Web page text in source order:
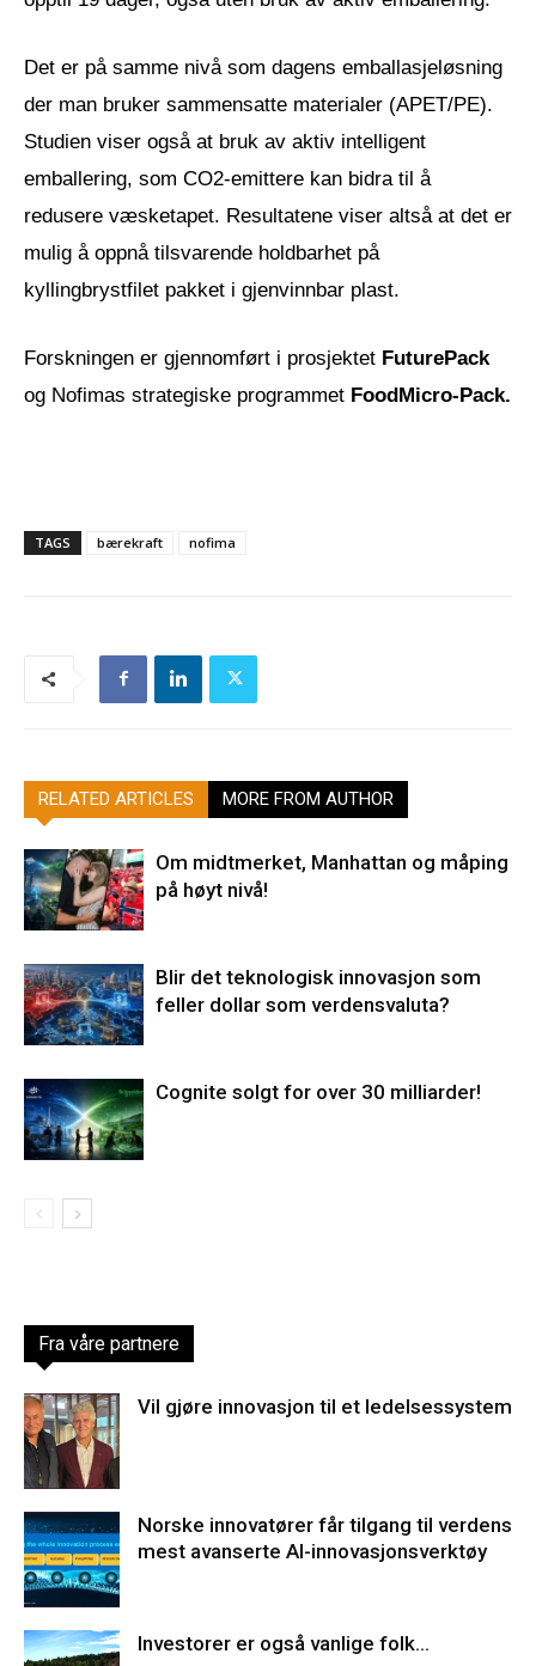
Det er på samme nivå som dagens emballasjeløsning
der man bruker sammensatte materialer (APET/PE).
Studien viser også at bruk av aktiv intelligent
emballering, som CO2-emittere kan bidra til å
redusere væsketapet. Resultatene viser altså at det er
mulig å oppnå tilsvarende holdbarhet på
kyllingbrystfilet pakket i gjenvinnbar plast.
Forskningen er gjennomført i prosjektet FuturePack
og Nofimas strategiske programmet FoodMicro-Pack.
TAGS bærekraft nofima
RELATED ARTICLES MORE FROM AUTHOR
Om midtmerket, Manhattan og måping
på høyt nivå!
Blir det teknologisk innovasjon som
feller dollar som verdensvaluta?
Cognite solgt for over 30 milliarder!
Fra våre partnere
Vil gjøre innovasjon til et ledelsessystem
Norske innovatører får tilgang til verdens
mest avanserte AI-innovasjonsverktøy
Investorer er også vanlige folk…